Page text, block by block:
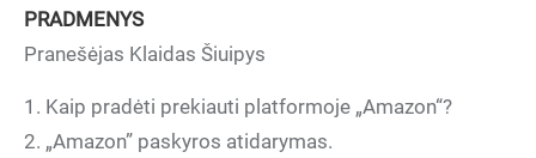
PRADMENYS
Pranešėjas Klaidas Šiuipys
1. Kaip pradėti prekiauti platformoje „Amazon“?
2. „Amazon” paskyros atidarymas.